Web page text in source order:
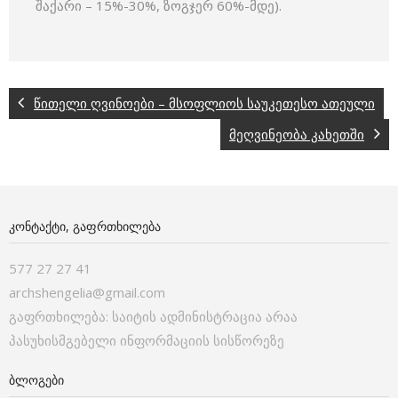
შაქარი – 15%-30%, ზოგჯერ 60%-მდე).
წითელი ღვინოები – მსოფლიოს საუკეთესო ათეული
მეღვინეობა კახეთში
ᲙᲝᲜᲢᲐᲥᲢᲘ, ᲒᲐᲤᲠᲗᲮᲘᲚᲔᲑᲐ
577 27 27 41
archshengelia@gmail.com
გაფრთხილება: საიტის ადმინისტრაცია არაა
პასუხისმგებელი ინფორმაციის სისწორეზე
ᲑᲚᲝᲒᲔᲑᲘ